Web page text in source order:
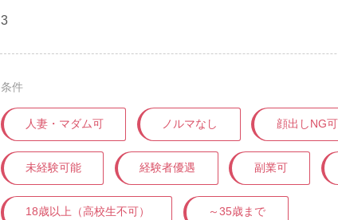
3
条件
人妻・マダム可 ノルマなし 顔出しNG可
未経験可能 経験者優遇 副業可
18歳以上（高校生不可） ～35歳まで